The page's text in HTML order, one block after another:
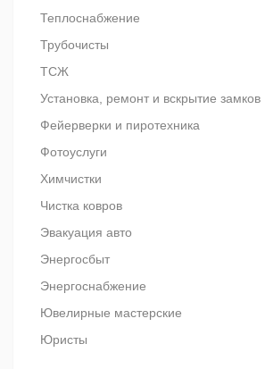
Теплоснабжение
Трубочисты
ТСЖ
Установка, ремонт и вскрытие замков
Фейерверки и пиротехника
Фотоуслуги
Химчистки
Чистка ковров
Эвакуация авто
Энергосбыт
Энергоснабжение
Ювелирные мастерские
Юристы